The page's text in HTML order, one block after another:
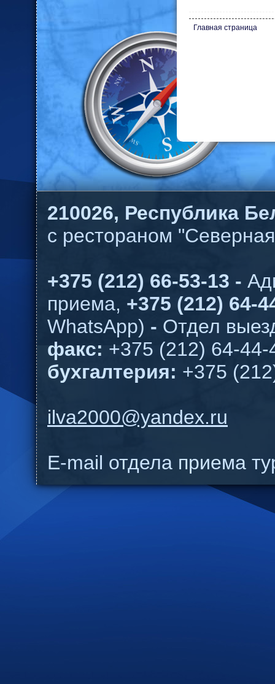
Главная страница
210026, Республика
с рестораном
+375 (212) 66-53-13 -
приема, +375 (212) 64-
WhatsApp) - Отдел
факс: +375 (212) 64-44-
бухгалтерия: +375
ilva2000@yandex.ru
E-mail отдела приема